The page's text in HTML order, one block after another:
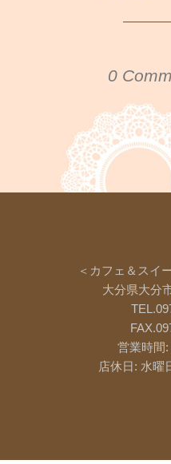
0
＜カフェ＆スイ
大分県大分
営業時間:
店休日: 水曜